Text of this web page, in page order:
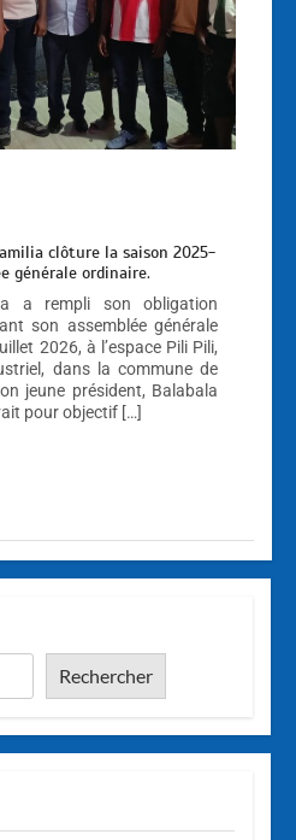
clôture la saison 2025-
générale ordinaire.
a rempli son obligation
son assemblée générale
2026, à l’espace Pili Pili,
dans la commune de
jeune président, Balabala
pour objectif […]
Rechercher